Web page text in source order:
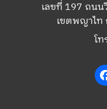
เลขที่ 197 ถนน
เขตพญาไท
โ